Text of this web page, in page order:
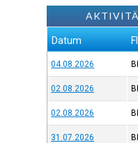
Datum
04.08.2026
02.08.2026
02.08.2026
31.07.2026